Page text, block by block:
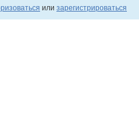
или зарегистрироваться